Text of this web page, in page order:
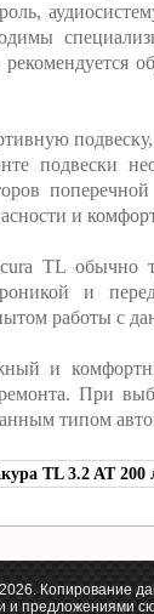
подвески
и
TL обычно
и
работы с
и
При
типом
TL 3.2 AT 200
Копирование
и предложениями